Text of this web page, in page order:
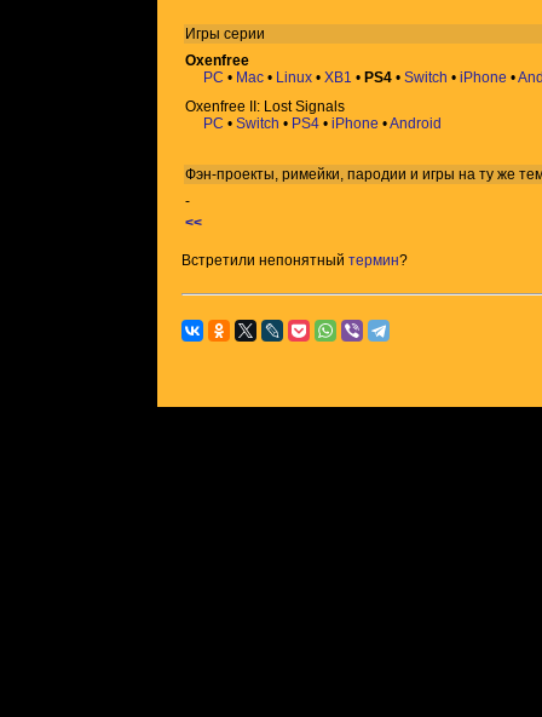
Игры серии
Oxenfree
PC • Mac • Linux • XB1 • PS4 • Switch • iPhone •
Oxenfree II: Lost Signals
PC • Switch • PS4 • iPhone •Android
Фэн-проекты, римейки, пародии и игры на ту же
-
<<
Встретили непонятный термин?